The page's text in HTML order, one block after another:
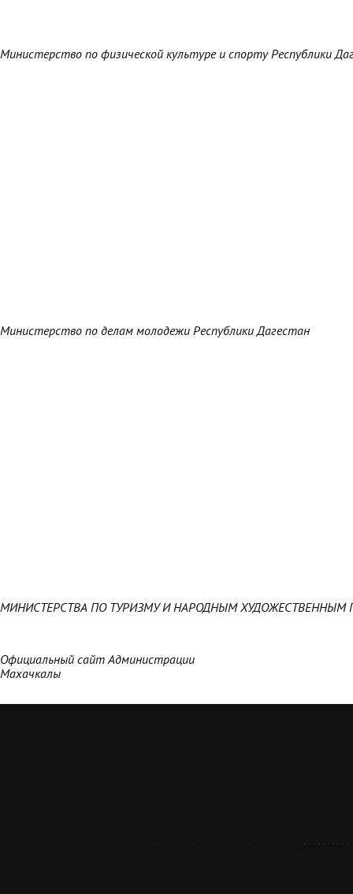
Министерство по физической культуре и спорту Республики
Министерство по делам молодежи Республики Дагестан
МИНИСТЕРСТВА ПО ТУРИЗМУ И НАРОДНЫМ ХУДОЖЕСТВЕННЫМ
Официальный сайт Администрации
Махачкалы